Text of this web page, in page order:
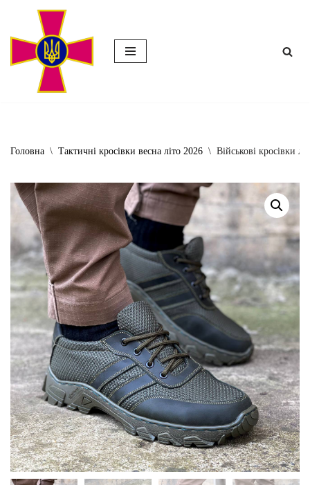
Перейти
Головна \ Тактичні кросівки весна літо 2026 \ Військові кросівки